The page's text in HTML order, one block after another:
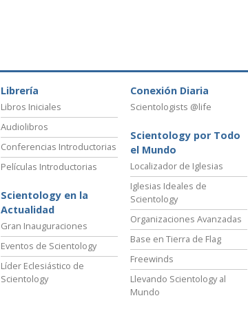
Librería
Libros Iniciales
Audiolibros
Conferencias Introductorias
Películas Introductorias
Scientology en la
Actualidad
Gran Inauguraciones
Eventos de Scientology
Líder Eclesiástico de
Scientology
Conexión Diaria
Scientologists @life
Scientology por Todo
el Mundo
Localizador de Iglesias
Iglesias Ideales de
Scientology
Organizaciones Avanzadas
Base en Tierra de Flag
Freewinds
Llevando Scientology al
Mundo